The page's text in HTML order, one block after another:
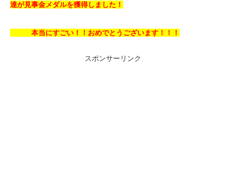
達が見事金メダルを獲得しました！
本当にすごい！！おめでとうございます！！！
スポンサーリンク